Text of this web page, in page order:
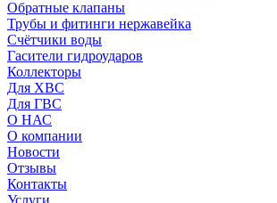
Обратные клапаны
Трубы и фитинги нержавейка
Счётчики воды
Гасители гидроударов
Коллекторы
Для ХВС
Для ГВС
О НАС
О компании
Новости
Отзывы
Контакты
Услуги